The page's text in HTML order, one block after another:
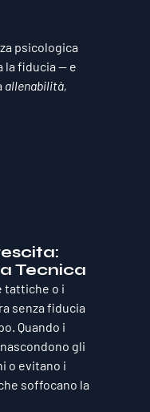
psicologica
la fiducia — e
allenabilità,
Tecnica
tattiche o i
senza fiducia
Quando i
gli
o evitano i
soffocano la